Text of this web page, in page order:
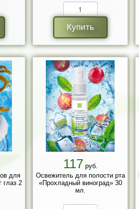
Купить
для
глаз 2
117 руб.
Освежитель для полости рта
«Прохладный виноград» 30
мл.